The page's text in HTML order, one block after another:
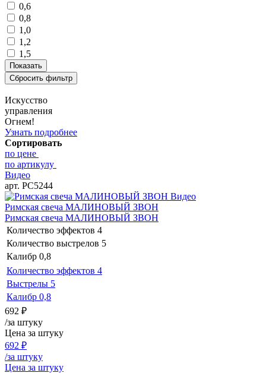
0,6
0,8
1,0
1,2
1,5
Искусство
управления
Огнем!
Узнать подробнее
Сортировать
по цене
по артикулу
Видео
арт. РС5244
Видео
Римская свеча МАЛИНОВЫЙ ЗВОН
Римская свеча МАЛИНОВЫЙ ЗВОН
Количество эффектов 4
Количество выстрелов 5
Калибр 0,8
Количество эффектов 4
Выстрелы 5
Калибр 0,8
692 ₽
/за штуку
Цена за штуку
692 ₽
/за штуку
Цена за штуку